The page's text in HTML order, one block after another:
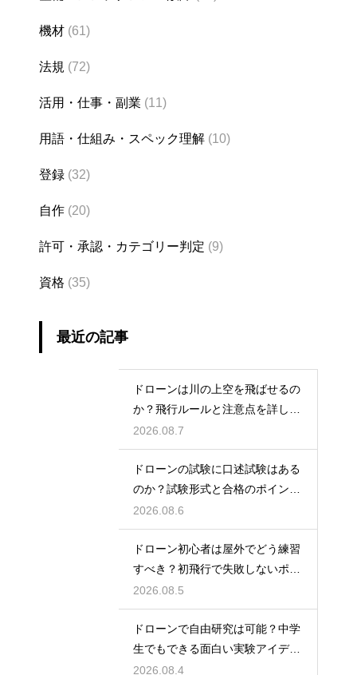
機材 (61)
法規 (72)
活用・仕事・副業 (11)
用語・仕組み・スペック理解 (10)
登録 (32)
自作 (20)
許可・承認・カテゴリー判定 (9)
資格 (35)
最近の記事
ドローンは川の上空を飛ばせるの
か？飛行ルールと注意点を詳しく
解説
2026.08.7
ドローンの試験に口述試験はある
のか？試験形式と合格のポイント
を解説
2026.08.6
ドローン初心者は屋外でどう練習
すべき？初飛行で失敗しないポイ
ント
2026.08.5
ドローンで自由研究は可能？中学
生でもできる面白い実験アイデア
を紹介
2026.08.4